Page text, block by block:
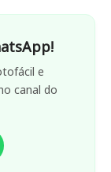
e
canal do